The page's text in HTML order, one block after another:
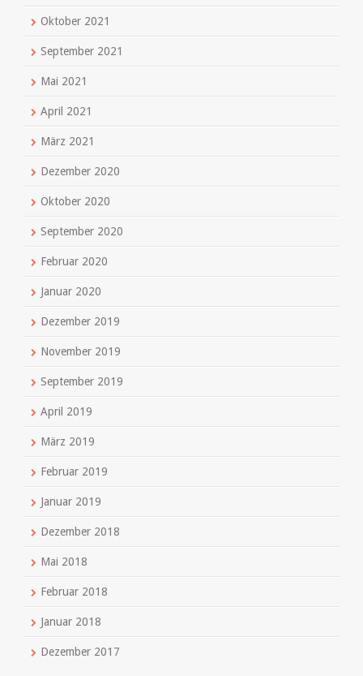
Oktober 2021
September 2021
Mai 2021
April 2021
März 2021
Dezember 2020
Oktober 2020
September 2020
Februar 2020
Januar 2020
Dezember 2019
November 2019
September 2019
April 2019
März 2019
Februar 2019
Januar 2019
Dezember 2018
Mai 2018
Februar 2018
Januar 2018
Dezember 2017